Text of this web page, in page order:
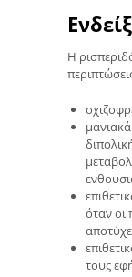
Η
όταν οι
τους